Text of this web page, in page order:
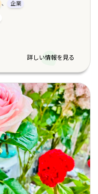
、
企業
詳しい情報を見る